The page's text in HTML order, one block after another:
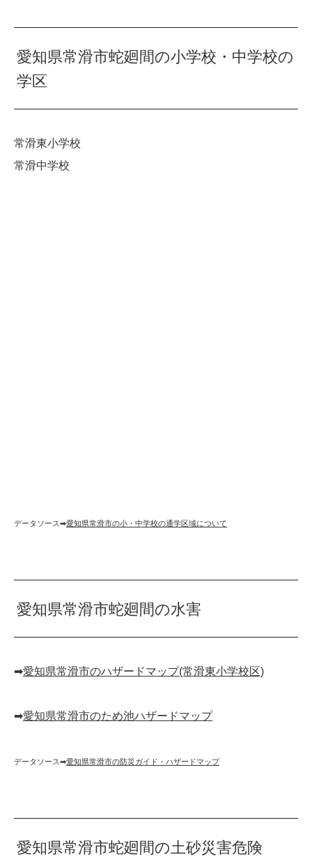
愛知県常滑市蛇廻間の小学校・中学校の
学区
常滑東小学校
常滑中学校
データソース➡︎愛知県常滑市の小・中学校の通学区域について
愛知県常滑市蛇廻間の水害
➡︎愛知県常滑市のハザードマップ(常滑東小学校区)
➡︎愛知県常滑市のため池ハザードマップ
データソース➡︎愛知県常滑市の防災ガイド・ハザードマップ
愛知県常滑市蛇廻間の土砂災害危険